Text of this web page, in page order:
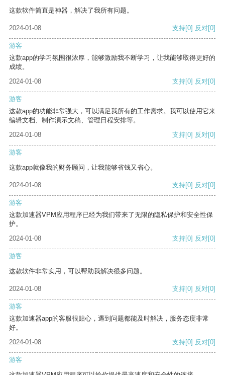
这款软件简直是神器，解决了我所有问题。
2024-01-08 支持[0] 反对[0]
游客
这款app的学习氛围很浓厚，能够激励我不断学习，让我能够取得更好的
成绩。
2024-01-08
支持[0] 反对[0]
游客
这款app的功能非常强大，可以满足我所有的工作需求。我可以使用它来
编辑文档、制作演示文稿、管理日程安排等。
2024-01-08
支持[0] 反对[0]
游客
这款app就像我的财务顾问，让我能够省钱又省心。
2024-01-08 支持[0] 反对[0]
游客
这款加速器VPM应用程序已经为我们带来了无限的隐私保护和安全性保
护。
2024-01-08
支持[0] 反对[0]
游客
这款软件非常实用，可以帮助我解决很多问题。
2024-01-08 支持[0] 反对[0]
游客
这款加速器app的客服很贴心，遇到问题都能及时解决，服务态度非常
好。
2024-01-08
支持[0] 反对[0]
游客